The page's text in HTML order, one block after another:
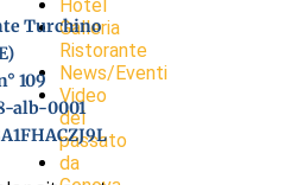
Turchino
109
alb-0001
Hotel
Galleria
Ristorante
News/Eventi
Video
del
passato
da